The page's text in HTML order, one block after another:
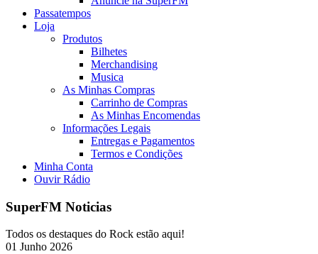
Passatempos
Loja
Produtos
Bilhetes
Merchandising
Musica
As Minhas Compras
Carrinho de Compras
As Minhas Encomendas
Informações Legais
Entregas e Pagamentos
Termos e Condições
Minha Conta
Ouvir Rádio
SuperFM Noticias
Todos os destaques do Rock estão aqui!
01 Junho 2026